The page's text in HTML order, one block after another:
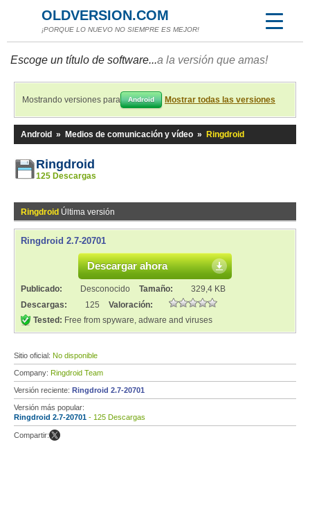
OLDVERSION.COM
¡PORQUE LO NUEVO NO SIEMPRE ES MEJOR!
Escoge un título de software...a la versión que amas!
Mostrando versiones para Android Mostrar todas las versiones
Android » Medios de comunicación y vídeo » Ringdroid
Ringdroid
125 Descargas
Ringdroid Última versión
Ringdroid 2.7-20701
Descargar ahora
Publicado: Desconocido Tamaño:
329,4 KB
Descargas:
125
Valoración:
Tested: Free from spyware, adware and viruses
Sitio oficial: No disponible
Company: Ringdroid Team
Versión reciente: Ringdroid 2.7-20701
Versión más popular:
Ringdroid 2.7-20701 - 125 Descargas
Compartir: